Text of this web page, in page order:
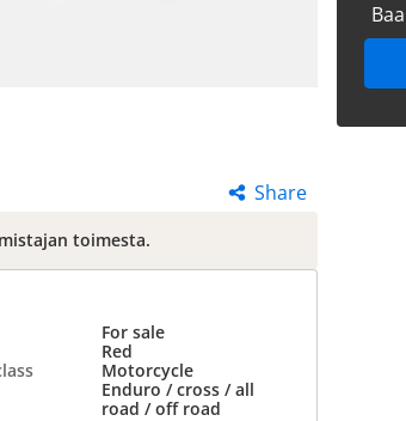
Share
toimesta.
For sale
Red
Motorcycle
Enduro / cross / all
road / off road